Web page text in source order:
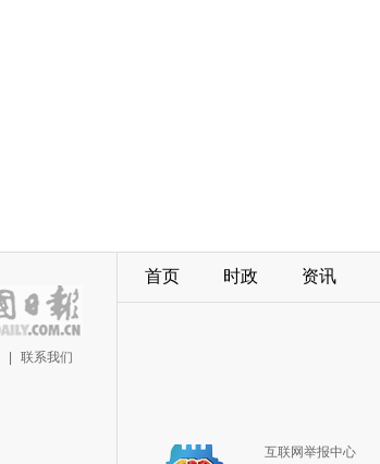
联系我们
首页 时政 资讯
互联网举报中心